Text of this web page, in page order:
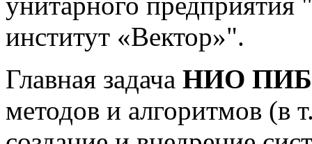
институт «Вектор»".
Главная задача НИО ПИБ
методов и алгоритмов (в